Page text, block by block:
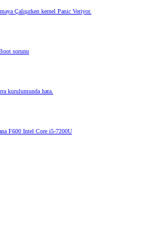
Çalışırken kernel Panic Veriyor.
sorunu
kurulumunda hata.
F600 Intel Core i5-7200U